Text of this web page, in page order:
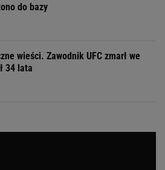
do bazy
wieści. Zawodnik UFC zmarł we
34 lata